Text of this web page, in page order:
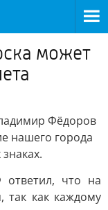
может
Фёдоров
нашего города
ответил, что на
так как каждому